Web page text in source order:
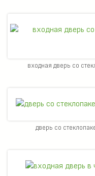
входная дверь со
дверь со